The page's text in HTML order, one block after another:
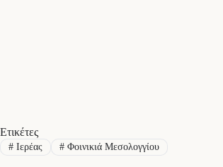
Ετικέτες
#Ιερέας #Φοινικιά Μεσολογγίου